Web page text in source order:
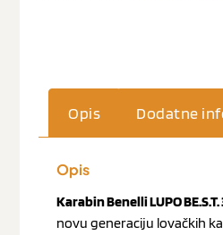
Opis Dodatne
Opis
Karabin Benelli LUPO
novu generaciju lovačkih